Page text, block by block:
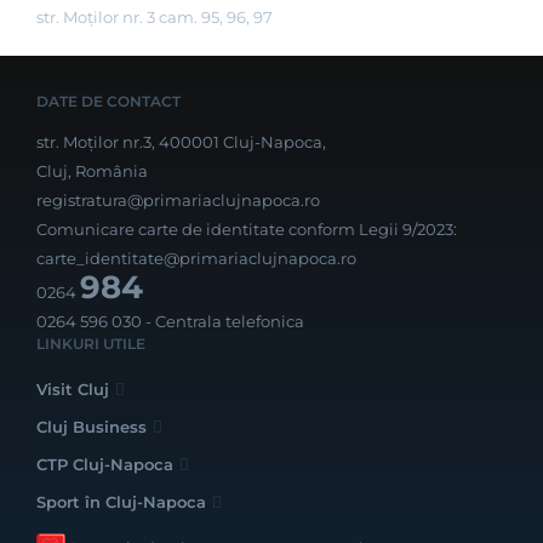
str. Moților nr. 3 cam. 95, 96, 97
DATE DE CONTACT
str. Moților nr.3, 400001 Cluj-Napoca,
Cluj, România
registratura@primariaclujnapoca.ro
Comunicare carte de identitate conform Legii 9/2023:
carte_identitate@primariaclujnapoca.ro
0264984
0264 596 030 - Centrala telefonica
LINKURI UTILE
Visit Cluj
Cluj Business
CTP Cluj-Napoca
Sport în Cluj-Napoca